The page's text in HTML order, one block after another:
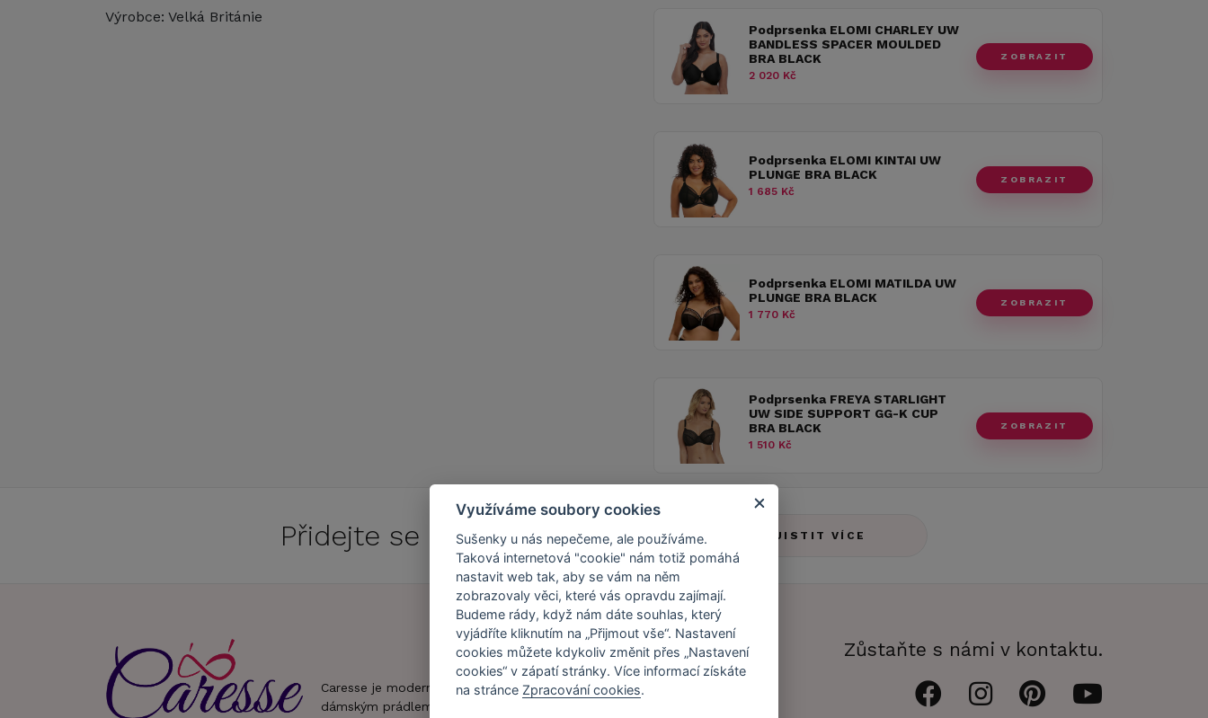
Výrobce: Velká Británie
Podprsenka ELOMI CHARLEY UW
BANDLESS SPACER MOULDED
BRA BLACK
2 020 Kč
ZOBRAZIT
Podprsenka ELOMI KINTAI UW
PLUNGE BRA BLACK
1 685 Kč
ZOBRAZIT
Podprsenka ELOMI MATILDA UW
PLUNGE BRA BLACK
1 770 Kč
ZOBRAZIT
Podprsenka FREYA STARLIGHT
UW SIDE SUPPORT GG-K CUP
BRA BLACK
1 510 Kč
ZOBRAZIT
Přidejte se doCaresse Clubu! ZJISTIT VÍCE
Caresse je moderní obchod s
dámským prádlem.
Náš příběh
Náš tým
Zákaznický účet
Registrace
Zůstaňte s námi v kontaktu.
Využíváme soubory cookies
Sušenky u nás nepečeme, ale používáme.
Taková internetová "cookie" nám totiž pomáhá
nastavit web tak, aby se vám na něm
zobrazovaly věci, které vás opravdu zajímají.
Budeme rády, když nám dáte souhlas, který
vyjádříte kliknutím na „Přijmout vše“. Nastavení
cookies můžete kdykoliv změnit přes „Nastavení
cookies“ v zápatí stránky. Více informací získáte
na stránce Zpracování cookies.